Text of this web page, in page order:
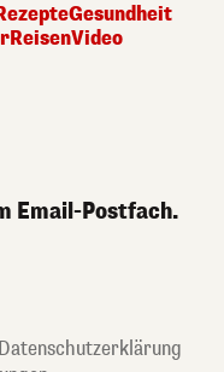
Gesundheit
ReisenVideo
Email-Postfach.
Datenschutzerklärung